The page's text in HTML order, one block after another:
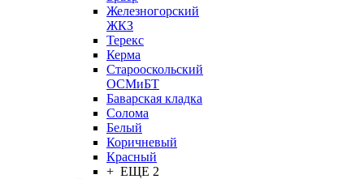
Железногорский
ЖКЗ
Терекс
Керма
Старооскольский
ОСМиБТ
Баварская кладка
Солома
Белый
Коричневый
Красный
+ ЕЩЕ 2